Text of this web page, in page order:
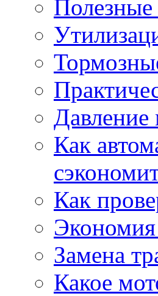
Полезные
Давление
Как
Как
Экономия
Замена
Какое